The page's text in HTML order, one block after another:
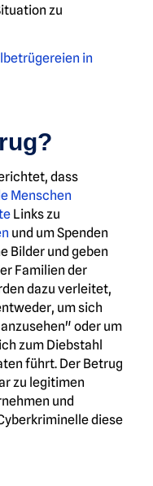
zu
in
dass
Menschen
Links zu
und um Spenden
Bilder und geben
Familien der
dazu verleitet,
um sich
oder um
zum Diebstahl
führt. Der Betrug
zu legitimen
und
diese